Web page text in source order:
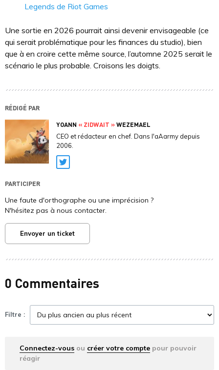
Legends de Riot Games
Une sortie en 2026 pourrait ainsi devenir envisageable (ce
qui serait problématique pour les finances du studio), bien
que à en croire cette même source, l’automne 2025 serait le
scénario le plus probable. Croisons les doigts.
RÉDIGÉ PAR
YOANN « ZIDWAIT »WEZEMAEL
CEO et rédacteur en chef. Dans l'aAarmy depuis
2006.
Twitter
PARTICIPER
Une faute d'orthographe ou une imprécision ?
N'hésitez pas à nous contacter.
Envoyer un ticket
0 Commentaires
Filtre :
Connectez-vous ou créer votre compte pour pouvoir
réagir